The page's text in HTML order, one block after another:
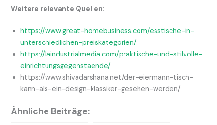
Weitere relevante Quellen:
https://www.great-homebusiness.com/esstische-in-
unterschiedlichen-preiskategorien/
https://laindustrialmedia.com/praktische-und-stilvolle-
einrichtungsgegenstaende/
https://www.shivadarshana.net/der-eiermann-tisch-
kann-als-ein-design-klassiker-gesehen-werden/
Ähnliche Beiträge: